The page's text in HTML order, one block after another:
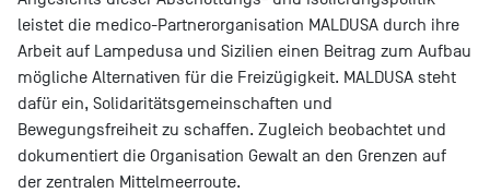
leistet die medico-Partnerorganisation MALDUSA durch ihre
Arbeit auf Lampedusa und Sizilien einen Beitrag zum Aufbau
mögliche Alternativen für die Freizügigkeit. MALDUSA steht
dafür ein, Solidaritätsgemeinschaften und
Bewegungsfreiheit zu schaffen. Zugleich beobachtet und
dokumentiert die Organisation Gewalt an den Grenzen auf
der zentralen Mittelmeerroute.